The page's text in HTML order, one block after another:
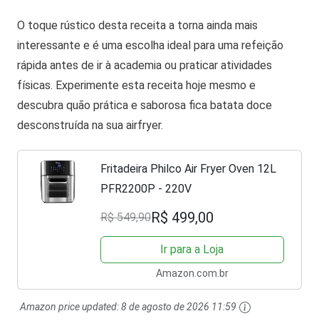
O toque rústico desta receita a torna ainda mais
interessante e é uma escolha ideal para uma refeição
rápida antes de ir à academia ou praticar atividades
físicas. Experimente esta receita hoje mesmo e
descubra quão prática e saborosa fica batata doce
desconstruída na sua airfryer.
Fritadeira Philco Air Fryer Oven 12L
PFR2200P - 220V
R$ 549,90R$ 499,00
Ir para a Loja
Amazon.com.br
Amazon price updated:8 de agosto de 2026 11:59